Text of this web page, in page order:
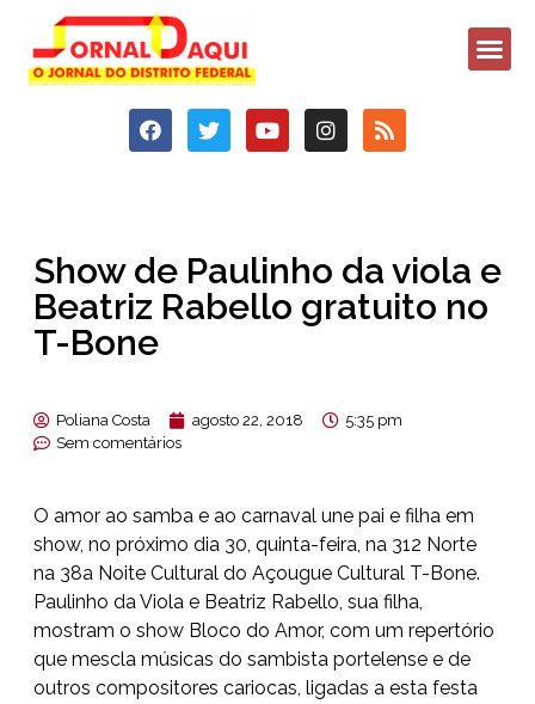
Show de Paulinho da viola e
Beatriz Rabello gratuito no
T-Bone
Poliana Costa agosto 22, 2018
5:35 pm
Sem comentários
O amor ao samba e ao carnaval une pai e filha em
show, no próximo dia 30, quinta-feira, na 312 Norte
na 38a Noite Cultural do Açougue Cultural T-Bone.
Paulinho da Viola e Beatriz Rabello, sua filha,
mostram o show Bloco do Amor, com um repertório
que mescla músicas do sambista portelense e de
outros compositores cariocas, ligadas a esta festa